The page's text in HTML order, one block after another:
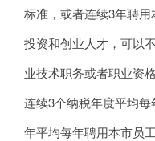
标准，或者连续3年聘
投资和创业人才，可以
业技术职务或者职业资
连续3个纳税年度平均
年平均每年聘用本市员